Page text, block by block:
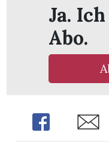
Ja.
Abo.
Share Share